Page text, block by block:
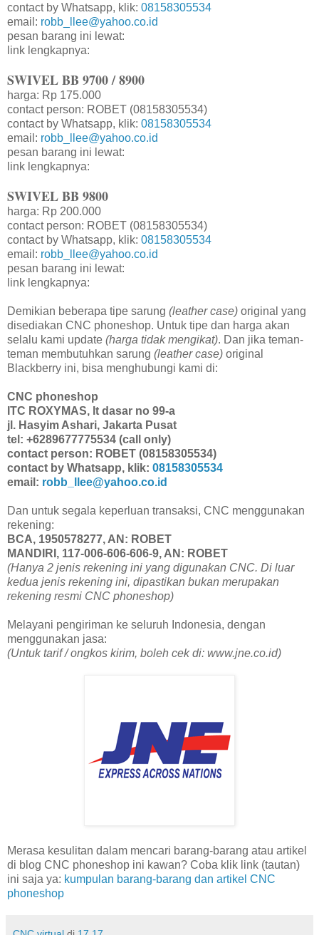
contact by Whatsapp, klik: 08158305534
email: robb_llee@yahoo.co.id
pesan barang ini lewat:
link lengkapnya:
SWIVEL BB 9700 / 8900
harga: Rp 175.000
contact person: ROBET (08158305534)
contact by Whatsapp, klik: 08158305534
email: robb_llee@yahoo.co.id
pesan barang ini lewat:
link lengkapnya:
SWIVEL BB 9800
harga: Rp 200.000
contact person: ROBET (08158305534)
contact by Whatsapp, klik: 08158305534
email: robb_llee@yahoo.co.id
pesan barang ini lewat:
link lengkapnya:
Demikian beberapa tipe sarung (leather case) original yang
disediakan CNC phoneshop. Untuk tipe dan harga akan
selalu kami update (harga tidak mengikat). Dan jika teman-
teman membutuhkan sarung (leather case) original
Blackberry ini, bisa menghubungi kami di:
CNC phoneshop
ITC ROXYMAS, lt dasar no 99-a
jl. Hasyim Ashari, Jakarta Pusat
tel: +6289677775534 (call only)
contact person: ROBET (08158305534)
contact by Whatsapp, klik: 08158305534
email: robb_llee@yahoo.co.id
Dan untuk segala keperluan transaksi, CNC menggunakan
rekening:
BCA, 1950578277, AN: ROBET
MANDIRI, 117-006-606-606-9, AN: ROBET
(Hanya 2 jenis rekening ini yang digunakan CNC. Di luar
kedua jenis rekening ini, dipastikan bukan merupakan
rekening resmi CNC phoneshop)
Melayani pengiriman ke seluruh Indonesia, dengan
menggunakan jasa:
(Untuk tarif / ongkos kirim, boleh cek di: www.jne.co.id)
Merasa kesulitan dalam mencari barang-barang atau artikel
di blog CNC phoneshop ini kawan? Coba klik link (tautan)
ini saja ya: kumpulan barang-barang dan artikel CNC
phoneshop